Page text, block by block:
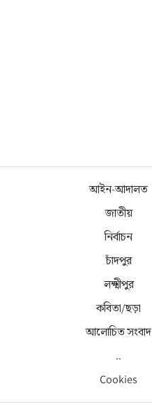
আইন-আদালত
জাতীয়
নির্বাচন
চাঁদপুর
লক্ষ্মীপুর
কবিতা/ছড়া
আলোচিত সংবাদ
..
Cookies